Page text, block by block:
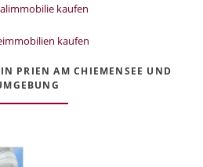
kaufen
kaufen
PRIEN AM CHIEMENSEE UND